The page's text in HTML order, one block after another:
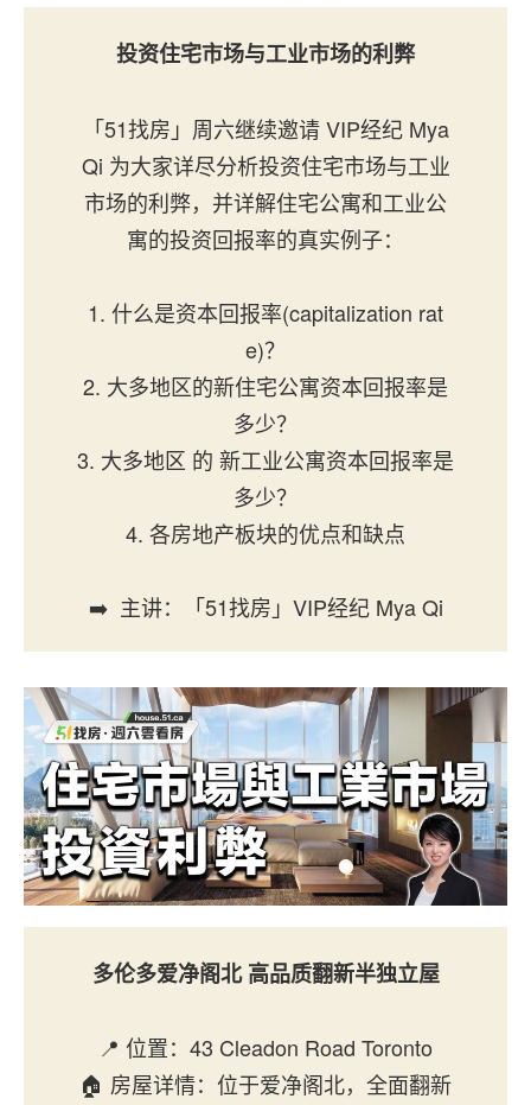
投资住宅市场与工业市场的利弊
「51找房」周六继续邀请 VIP经纪 Mya
Qi 为大家详尽分析投资住宅市场与工业
市场的利弊，并详解住宅公寓和工业公
寓的投资回报率的真实例子：
1. 什么是资本回报率(capitalization rat
e)？
2. 大多地区的新住宅公寓资本回报率是
多少？
3. 大多地区 的 新工业公寓资本回报率是
多少？
4. 各房地产板块的优点和缺点
➡️ 主讲：「51找房」VIP经纪 Mya Qi
多伦多爱净阁北高品质翻新半独立屋
📍 位置：43 Cleadon Road Toronto
🏠 房屋详情：位于爱净阁北，全面翻新